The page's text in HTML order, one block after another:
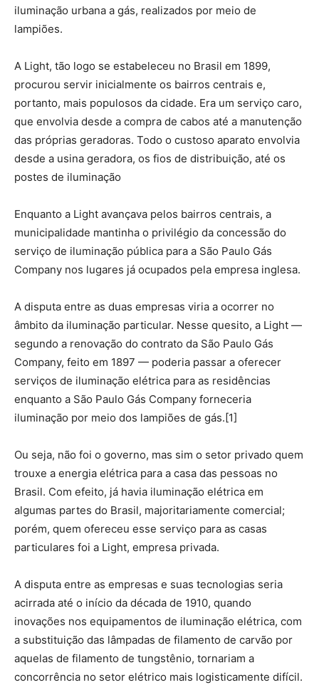
iluminação urbana a gás, realizados por meio de
lampiões.
A Light, tão logo se estabeleceu no Brasil em 1899,
procurou servir inicialmente os bairros centrais e,
portanto, mais populosos da cidade. Era um serviço caro,
que envolvia desde a compra de cabos até a manutenção
das próprias geradoras. Todo o custoso aparato envolvia
desde a usina geradora, os fios de distribuição, até os
postes de iluminação
Enquanto a Light avançava pelos bairros centrais, a
municipalidade mantinha o privilégio da concessão do
serviço de iluminação pública para a São Paulo Gás
Company nos lugares já ocupados pela empresa inglesa.
A disputa entre as duas empresas viria a ocorrer no
âmbito da iluminação particular. Nesse quesito, a Light —
segundo a renovação do contrato da São Paulo Gás
Company, feito em 1897 — poderia passar a oferecer
serviços de iluminação elétrica para as residências
enquanto a São Paulo Gás Company forneceria
iluminação por meio dos lampiões de gás.[1]
Ou seja, não foi o governo, mas sim o setor privado quem
trouxe a energia elétrica para a casa das pessoas no
Brasil. Com efeito, já havia iluminação elétrica em
algumas partes do Brasil, majoritariamente comercial;
porém, quem ofereceu esse serviço para as casas
particulares foi a Light, empresa privada.
A disputa entre as empresas e suas tecnologias seria
acirrada até o início da década de 1910, quando
inovações nos equipamentos de iluminação elétrica, com
a substituição das lâmpadas de filamento de carvão por
aquelas de filamento de tungstênio, tornariam a
concorrência no setor elétrico mais logisticamente difícil.